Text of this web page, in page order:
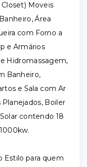
Closet) Moveis
Área
com Forno a
e Armários
Hidromassagem,
Banheiro,
e Sala com Ar
Boiler
contendo 18
Estilo para quem